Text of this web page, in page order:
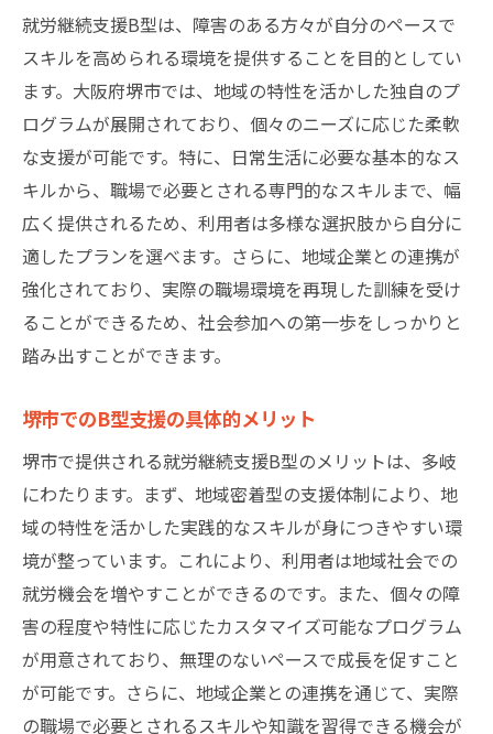
就労継続支援B型は、障害のある方々が自分のペースで
スキルを高められる環境を提供することを目的としてい
ます。大阪府堺市では、地域の特性を活かした独自のプ
ログラムが展開されており、個々のニーズに応じた柔軟
な支援が可能です。特に、日常生活に必要な基本的なス
キルから、職場で必要とされる専門的なスキルまで、幅
広く提供されるため、利用者は多様な選択肢から自分に
適したプランを選べます。さらに、地域企業との連携が
強化されており、実際の職場環境を再現した訓練を受け
ることができるため、社会参加への第一歩をしっかりと
踏み出すことができます。
堺市でのB型支援の具体的メリット
堺市で提供される就労継続支援B型のメリットは、多岐
にわたります。まず、地域密着型の支援体制により、地
域の特性を活かした実践的なスキルが身につきやすい環
境が整っています。これにより、利用者は地域社会での
就労機会を増やすことができるのです。また、個々の障
害の程度や特性に応じたカスタマイズ可能なプログラム
が用意されており、無理のないペースで成長を促すこと
が可能です。さらに、地域企業との連携を通じて、実際
の職場で必要とされるスキルや知識を習得できる機会が